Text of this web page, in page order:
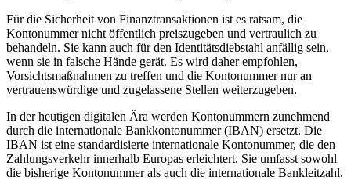
Für die Sicherheit von Finanztransaktionen ist es ratsam, die
Kontonummer nicht öffentlich preiszugeben und vertraulich zu
behandeln. Sie kann auch für den Identitätsdiebstahl anfällig sein,
wenn sie in falsche Hände gerät. Es wird daher empfohlen,
Vorsichtsmaßnahmen zu treffen und die Kontonummer nur an
vertrauenswürdige und zugelassene Stellen weiterzugeben.
In der heutigen digitalen Ära werden Kontonummern zunehmend
durch die internationale Bankkontonummer (IBAN) ersetzt. Die
IBAN ist eine standardisierte internationale Kontonummer, die den
Zahlungsverkehr innerhalb Europas erleichtert. Sie umfasst sowohl
die bisherige Kontonummer als auch die internationale Bankleitzahl.